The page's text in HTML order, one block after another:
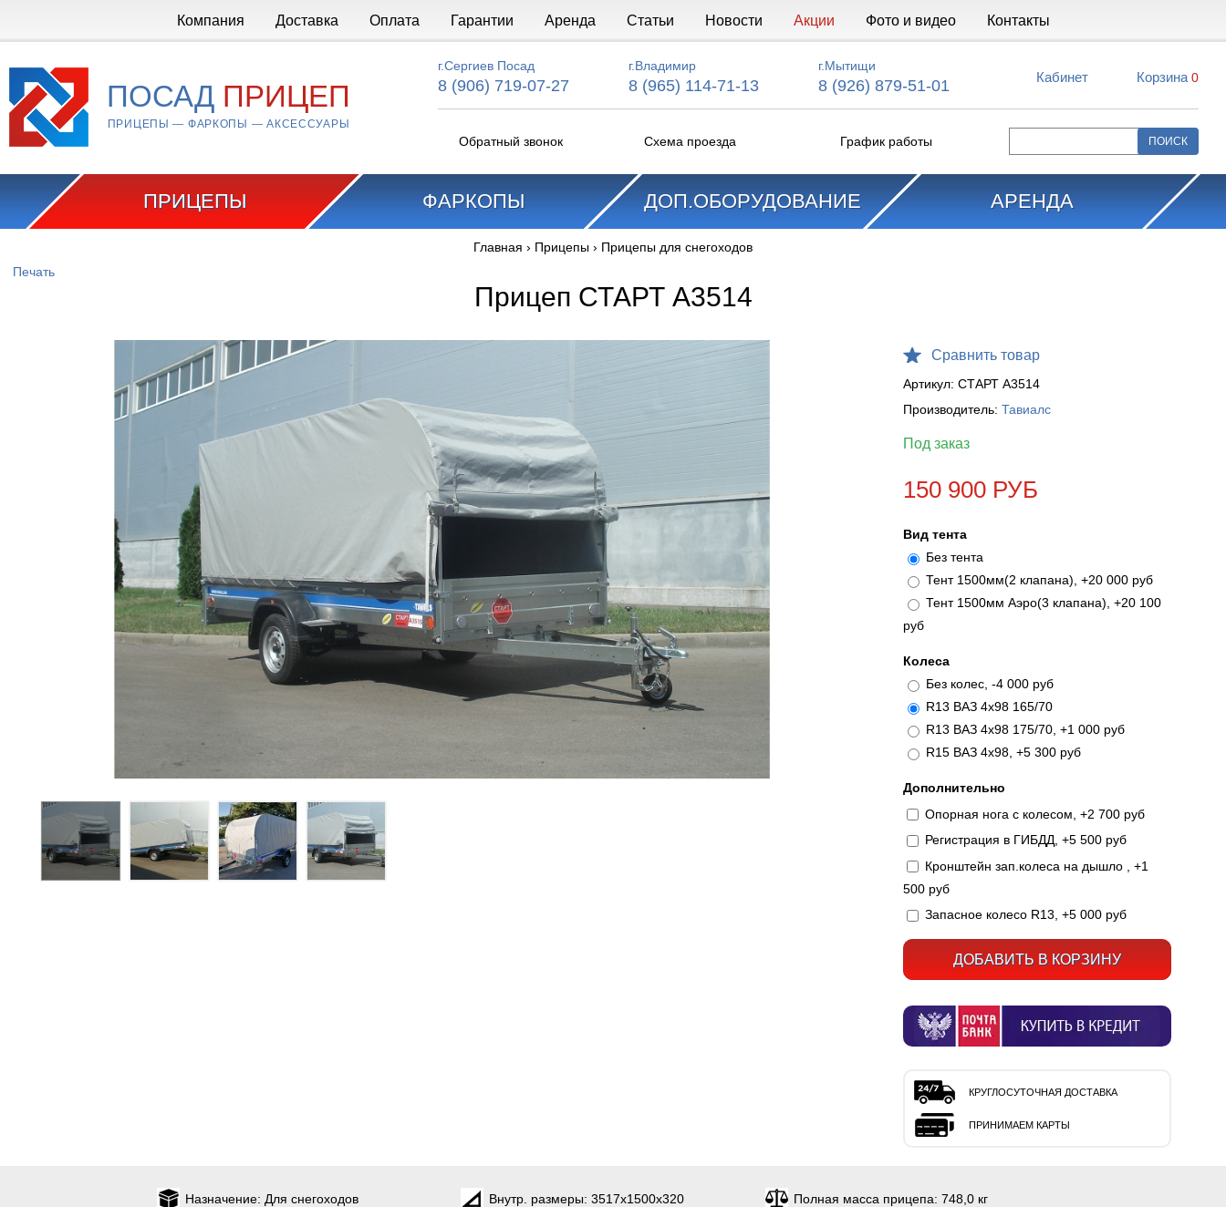
Компания Доставка Оплата Гарантии Аренда Статьи Новости Акции Фото и видео Контакты
ПОСАД ПРИЦЕП
ПРИЦЕПЫ — ФАРКОПЫ — АКСЕССУАРЫ
г.Сергиев Посад
8 (906) 719-07-27
г.Владимир
8 (965) 114-71-13
г.Мытищи
8 (926) 879-51-01 Кабинет Корзина 0
Обратный звонок Схема проезда График работы
ПРИЦЕПЫ ФАРКОПЫ ДОП.ОБОРУДОВАНИЕ АРЕНДА
Главная › Прицепы › Прицепы для снегоходов
Печать
Прицеп СТАРТ A3514
Сравнить товар
Артикул: СТАРТ A3514
Производитель: Тавиалс
Под заказ
150 900 РУБ
Вид тента
Без тента
Тент 1500мм(2 клапана), +20 000 руб
Тент 1500мм Аэро(3 клапана), +20 100
руб
Колеса
Без колес, -4 000 руб
R13 ВАЗ 4х98 165/70
R13 ВАЗ 4х98 175/70, +1 000 руб
R15 ВАЗ 4х98, +5 300 руб
Дополнительно
Опорная нога с колесом, +2 700 руб
Регистрация в ГИБДД, +5 500 руб
Кронштейн зап.колеса на дышло , +1
500 руб
Запасное колесо R13, +5 000 руб
КРУГЛОСУТОЧНАЯ ДОСТАВКА
ПРИНИМАЕМ КАРТЫ
Назначение: Для снегоходов Внутр. размеры:3517х1500х320 Полная масса прицепа: 748,0 кг